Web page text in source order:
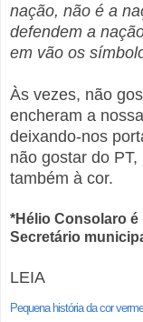
nação, não é a
defendem a
em vão os
Às vezes, não
encheram a
deixando-nos
não gostar do
também à cor.
*Hélio Consolaro
Secretário
LEIA
Pequena história da cor